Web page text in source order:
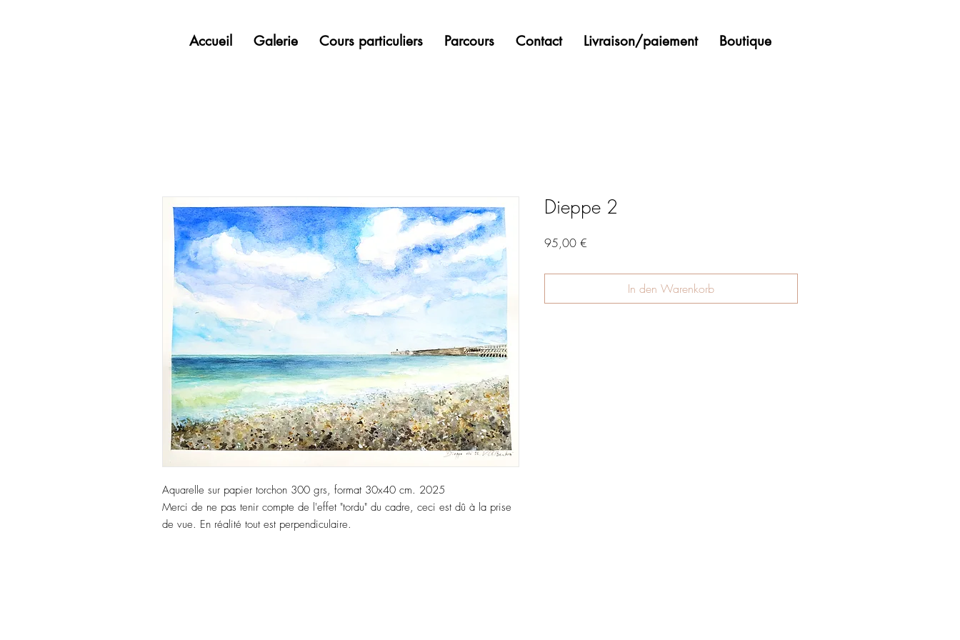
Accueil Galerie Cours particuliers Parcours Contact Livraison/paiement Boutique
Aquarelle sur papier torchon 300 grs, format 30x40 cm. 2025
Merci de ne pas tenir compte de l'effet "tordu" du cadre, ceci est dû à la prise
de vue. En réalité tout est perpendiculaire.
Dieppe 2
95,00 €
In den Warenkorb